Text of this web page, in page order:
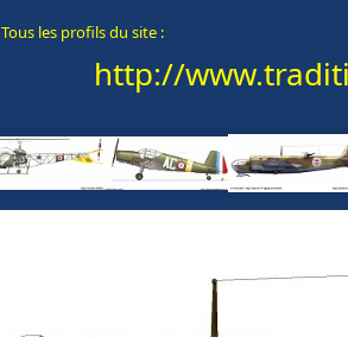
Tous les profils du site :
http://